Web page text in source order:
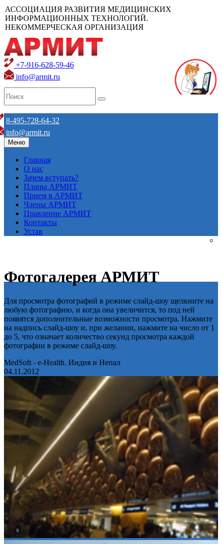
АССОЦИАЦИЯ РАЗВИТИЯ МЕДИЦИНСКИХ
ИНФОРМАЦИОННЫХ ТЕХНОЛОГИЙ.
НЕКОММЕРЧЕСКАЯ ОРГАНИЗАЦИЯ
+7-916-628-59-46
info@armit.ru
8-495-728-64-32
info@armit.ru
Меню
Главная
О нас
Зачем вступать?
Планы АРМИТ
Прием в АРМИТ
Члены АРМИТ
Правление АРМИТ
Контакты
Устав
Фотогалерея АРМИТ
Для просмотра фотографий в режиме слайд-шоу щелкните на
любую фотографию, и когда она увеличится, то под ней
появятся дополнительные возможности просмотра. Нажмите
на надпись слайд-шоу и, при желании, нажмите на число от 1
до 5, что означает количество секунд просмотра каждой
фотографии в режиме слайд-шоу.
MedSoft - e-Health. Индия и Непал
04.11.2012